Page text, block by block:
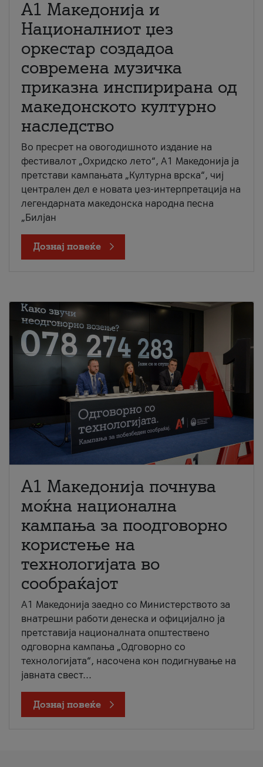
А1 Македонија и
Националниот џез
оркестар создадоа
современа музичка
приказна инспирирана од
македонското културно
наследство
Во пресрет на овогодишното издание на
фестивалот „Охридско лето“, А1 Македонија ја
претстави кампањата „Културна врска“, чиј
централен дел е новата џез-интерпретација на
легендарната македонска народна песна
„Билјан
Дознај повеќе
A1 Македонија почнува
моќна национална
кампања за поодговорно
користење на
технологијата во
сообраќајот
A1 Македонија заедно со Министерството за
внатрешни работи денеска и официјално ја
претставија националната општествено
одговорна кампања „Одговорно со
технологијата“, насочена кон подигнување на
јавната свест...
Дознај повеќе